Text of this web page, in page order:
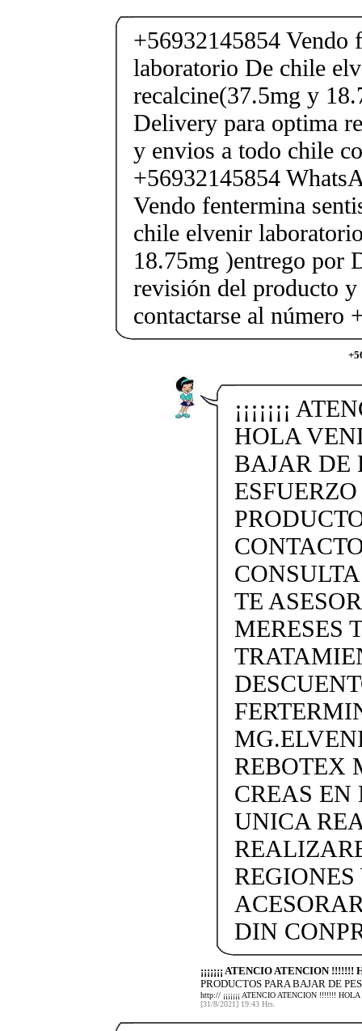
+56932145854 Vendo
laboratorio De chile
recalcine(37.5mg y
Delivery para optima
y envios a todo chile
+56932145854
Vendo fentermina
chile elvenir
18.75mg )entrego por
revisión del producto
contactarse al número
¡¡¡¡¡¡¡
HOLA
BAJAR DE
TE
MERESES
REBOTEX
CREAS EN
UNICA
REGIONES
DIN
¡¡¡¡¡¡¡ ATENCIO ATENCION
PRODUCTOS PARA BAJAR DE
http:// ¡¡¡¡¡¡¡ ATENCIO ATENCION !!!!!!!
[31/8/2021] 19:43 Hrs.